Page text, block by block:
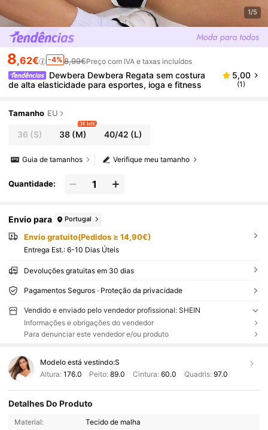
1/5
8,62€ -4% 8,99€Preço com IVA e taxas incluídos
Dewbera Dewbera Regata sem costura
de alta elasticidade para esportes, ioga e fitness
5,00
(1)
Tamanho EU
36 (S) 38 (M)
30 left
40/42 (L)
Verifique meu tamanho
Guia de tamanhos
Quantidade:
Envio para Portugal
Envio gratuito(Pedidos ≥ 14,90€)
Entrega Est.: 6-10 Dias Úteis
Devoluções gratuitas em 30 dias
Pagamentos Seguros · Proteção da privacidade
Vendido e enviado pelo vendedor profissional: SHEIN
Informações e obrigações do vendedor
Para denunciar este vendedor e/ou produto
Modelo está vestindo:S
Altura: 176.0 Peito:89.0 Cintura: 60.0 Quadris: 97.0
Detalhes Do Produto
Material:
Tecido de malha